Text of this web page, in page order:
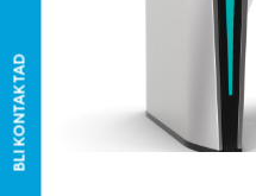
BLI KONTAKTAD